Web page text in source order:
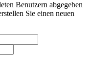
Benutzern abgegeben
Sie einen neuen